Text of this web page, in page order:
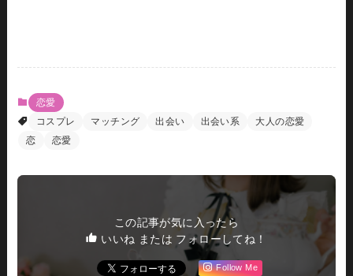
恋愛
コスプレ
マッチング 出会い 出会い系
大人の恋愛
恋
恋愛
この記事が気に入ったら
いいね または フォローしてね！
Follow Me